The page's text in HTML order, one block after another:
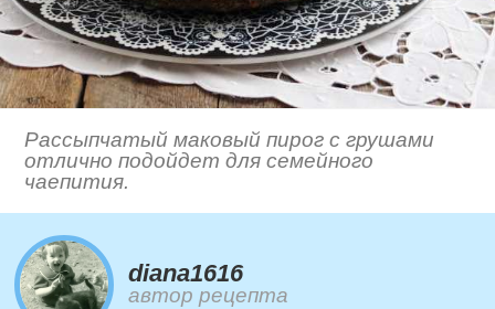
Рассыпчатый маковый пирог с грушами
отлично подойдет для семейного
чаепития.
diana1616
автор рецепта